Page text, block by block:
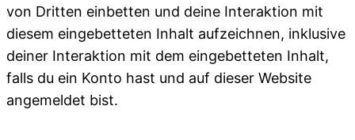
von Dritten einbetten und deine Interaktion mit
diesem eingebetteten Inhalt aufzeichnen, inklusive
deiner Interaktion mit dem eingebetteten Inhalt,
falls du ein Konto hast und auf dieser Website
angemeldet bist.